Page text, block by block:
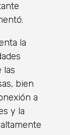
la
las
bien
a
y la